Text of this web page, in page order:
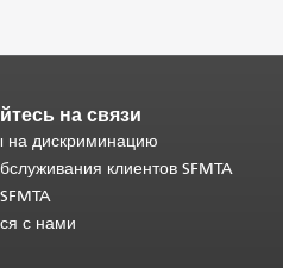
на связи
дискриминацию
клиентов SFMTA
с нами